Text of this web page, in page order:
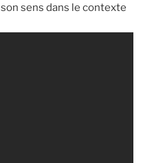
sens dans le contexte